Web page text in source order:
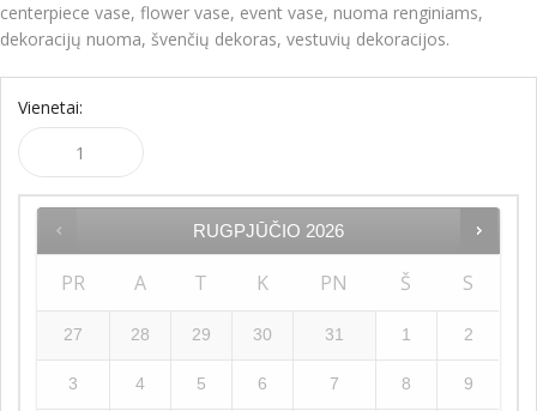
centerpiece vase, flower vase, event vase, nuoma renginiams,
dekoracijų nuoma, švenčių dekoras, vestuvių dekoracijos.
Vienetai:
RUGPJŪČIO 2026
PR A T K PN Š S
27 28 29 30 31 1 2
3 4 5 6 7 8 9